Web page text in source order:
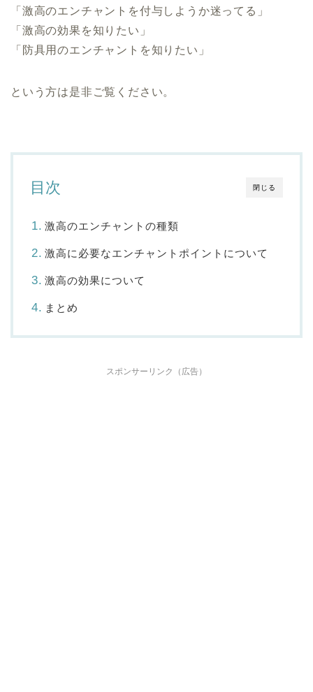
「激高のエンチャントを付与しようか迷ってる」
「激高の効果を知りたい」
「防具用のエンチャントを知りたい」
という方は是非ご覧ください。
閉じる
目次
激高のエンチャントの種類
激高に必要なエンチャントポイントについて
激高の効果について
まとめ
スポンサーリンク（広告）